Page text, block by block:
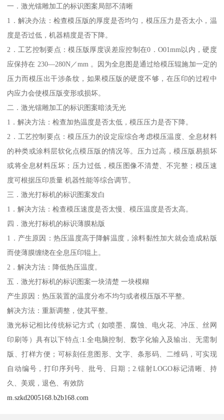
一．激光镭雕加工的标识图案局部不清晰
1．解决办法：检查模压版的厚度是否均匀，模压压力是否太小，温
度是否过低，机器精度是否下降。
2．工艺控制要点：模压版厚度误差应控制在0．O01mm以内，硬度
应保持在 230—280N／mm 。因为全息图是通过给模压辊施加一定的
压力而模压出干涉条纹，如果模压版的硬度不够，在压印的过程中
内应力会使模压版变形或损坏。
二．激光镭雕加工的标识图案暗淡无光
1．解决方法：检查加热温度是否太低，模压压力是否下降。
2．工艺控制要点：模压压力的设定应综合考虑模压温度、全息材料
的种类或涂料层软化点模压版的情况等。压力过高，模压版易损坏
或将全息材料压坏；压力过低，模压图像不清楚、不完整；模压速
度可根据压印质量 机器性能等综合调节。
三．激光打标机的标识图案发白
1．解决方法：检查模压速度是否太慢、模压温度是否太高。
四．激光打标机的标识薄膜粘版
1．产生原因：热压温度高于降解温度，涂料黏性加大就会造成粘版
而使薄膜缠绕在全息压印辊上。
2．解决方法：降低热压温度。
五．激光打标机的标识图案一块清楚 一块模糊
产生原因：热压装置的温度分布不均匀或者模压版不平整。
解决方法：重新调整，使其平整。
激光标记相比传统标记方式（如喷墨、腐蚀、电火花、冲压、丝网
印刷等）具有以下特点:1.全电脑控制、数字化输入及输出、无需制
版、打样方便；可标刻任意图形、文字、条形码、二维码，可实现
自动编号，打印序列号、批号、日期；2.镭射LOGO标记清晰、持
久、美观，退色、有效防
m.szkd2005168.b2b168.com